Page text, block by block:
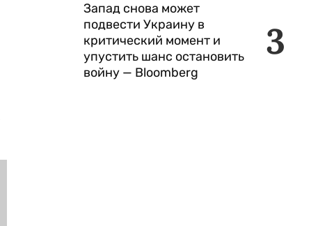
3
Запад снова может
подвести Украину в
критический момент и
упустить шанс остановить
войну — Bloomberg